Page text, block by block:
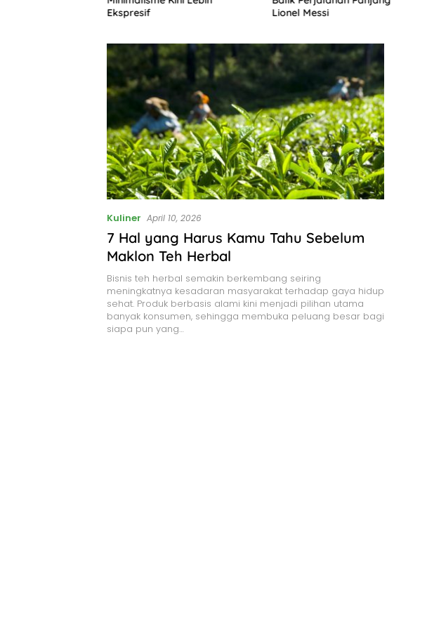
Ekspresif
Lionel Messi
Kuliner April 10, 2026
7 Hal yang Harus Kamu Tahu Sebelum
Maklon Teh Herbal
Bisnis teh herbal semakin berkembang seiring
meningkatnya kesadaran masyarakat terhadap gaya hidup
sehat. Produk berbasis alami kini menjadi pilihan utama
banyak konsumen, sehingga membuka peluang besar bagi
siapa pun yang…